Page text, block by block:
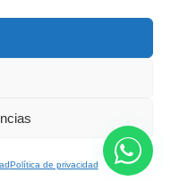
Política de privacidad